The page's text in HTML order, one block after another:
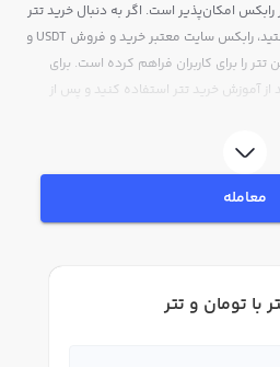
رابکس امکان‌پذیر است. اگر به دنبال خرید تتر
در ایران یا دیگر ارزهای دیجیتال هستید، رابکس سایت معتبر خرید و فروش USDT و
را برای کاربران فراهم کرده است. برای
از آموزش خرید تتر استفاده کنید و پس از
در دسترس شما قرار دارد تا بتوانید
معامله
با تومان و تتر